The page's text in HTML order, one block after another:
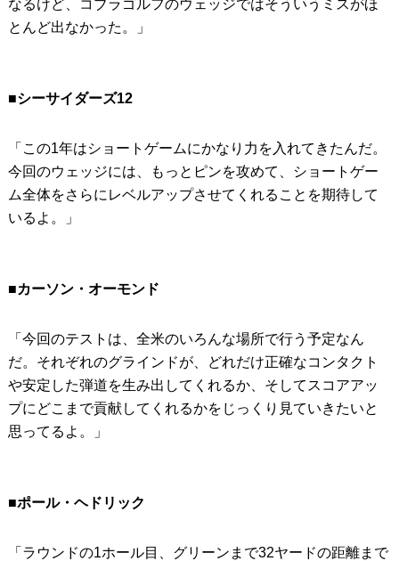
なるけど、コブラゴルフのウェッジではそういうミスがほ
とんど出なかった。」
■シーサイダーズ12
「この1年はショートゲームにかなり力を入れてきたんだ。
今回のウェッジには、もっとピンを攻めて、ショートゲー
ム全体をさらにレベルアップさせてくれることを期待して
いるよ。」
■カーソン・オーモンド
「今回のテストは、全米のいろんな場所で行う予定なん
だ。それぞれのグラインドが、どれだけ正確なコンタクト
や安定した弾道を生み出してくれるか、そしてスコアアッ
プにどこまで貢献してくれるかをじっくり見ていきたいと
思ってるよ。」
■ポール・ヘドリック
「ラウンドの1ホール目、グリーンまで32ヤードの距離まで